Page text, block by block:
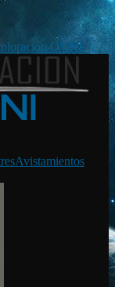
OVNI
Avistamientos